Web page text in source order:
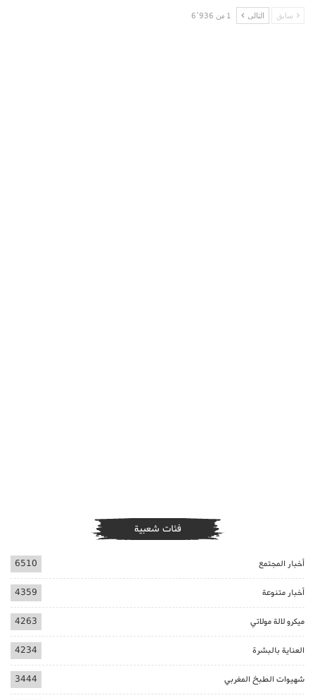
سابق التالى 1 من 6٬936
فئات شعبية
أخبار المجتمع 6510
أخبار متنوعة 4359
ميكرو لالة مولاتي 4263
العناية بالبشرة 4234
شهيوات الطبخ المغربي 3444